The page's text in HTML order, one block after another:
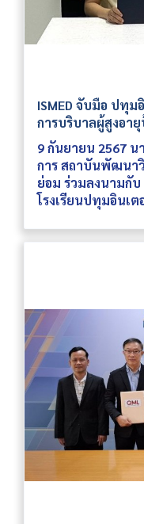
ISMED จับมือ ปทุม
การบริบาลผู้สูงอา
9 กันยายน 2567
การ สถาบันพัฒนา
ย่อม ร่วมลงนามกั
โรงเรียนปทุมอินเต